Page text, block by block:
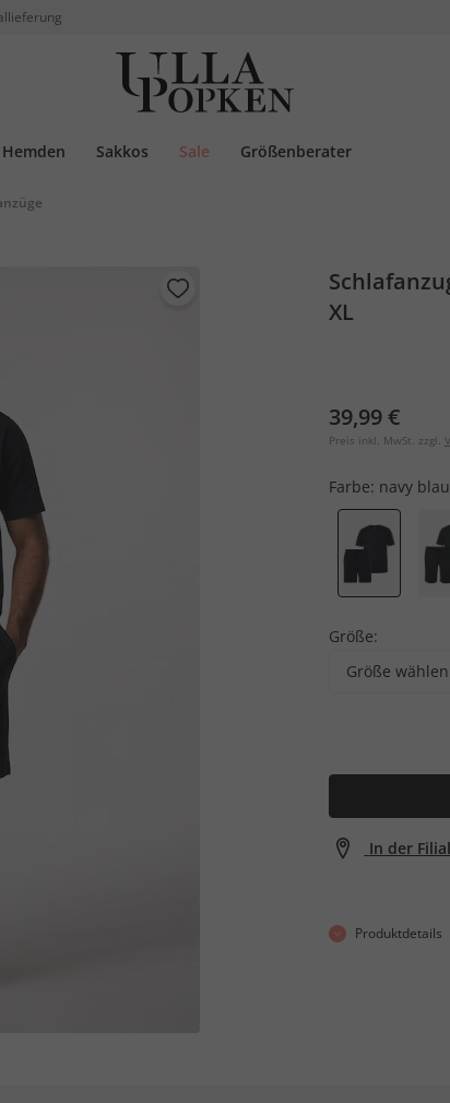
Hemden Sakkos Sale Größenberater
XL
39,99 €
Preis inkl. MwSt. zzgl.
Farbe: navy blau
Größe:
Größe wählen
In der
Produktdetails